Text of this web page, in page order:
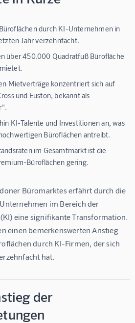
durch KI-Unternehmen in
Jahr verzehnfacht.
über 450.000 Quadratfuß Bürofläche
Mietverträge konzentriert sich auf
und Euston, bekannt als
KI-Talente und Investitionen an, was
Büroflächen antreibt.
im Gesamtmarkt ist die
Büroflächen gering.
Büromarktes erfährt durch die
im Bereich der
eine signifikante Transformation.
einen bemerkenswerten Anstieg
durch KI-Firmen, der sich
hat.
der